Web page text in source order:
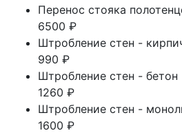
Перенос стояка
6500 ₽
Штробление стен -
990 ₽
Штробление стен - бетон
1260 ₽
Штробление стен -
1600 ₽